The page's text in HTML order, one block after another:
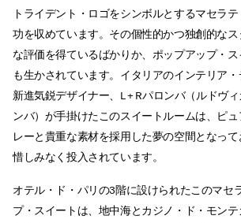
トライデント・ロゴをシンボルとするマセラ
功を収めています。その個性的かつ独創的な
な評価を得ているばかりか、ポップアップ・
も生かされています。イタリアのインテリア
新進気鋭デザイナー、L + Rパロンバ（ルドヴ
ンバ）が手掛けたこのスイートルームは、ピ
レーと貴重な素材を採用した夢の空間となっ
惜しみなく投入されています。
オテル・ド・パリの3階に設けられたこのマセ
プ・スイートは、地中海とカジノ・ド・モン